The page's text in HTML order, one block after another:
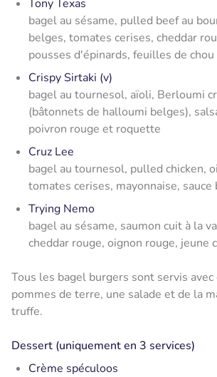
Tony Texas
bagel au sésame, pulled beef au
belges, tomates cerises, cheddar
pousses d'épinards, feuilles de chou
Crispy Sirtaki (v)
bagel au tournesol, aïoli, Berloumi
(bâtonnets de halloumi belges),
poivron rouge et roquette
Cruz Lee
bagel au tournesol, pulled chicken,
tomates cerises, mayonnaise, sauce
Trying Nemo
bagel au sésame, saumon cuit à la
cheddar rouge, oignon rouge, jeune
Tous les bagel burgers sont servis
pommes de terre, une salade et de la
truffe.
Dessert (uniquement en 3 services)
Crème spéculoos